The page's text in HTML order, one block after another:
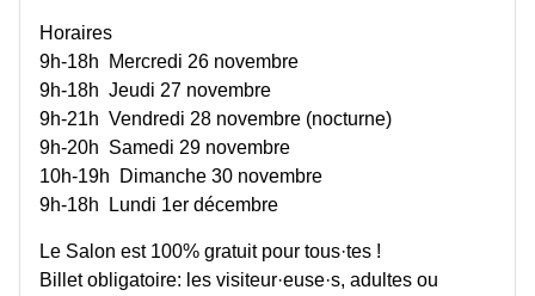
Horaires
9h-18h Mercredi 26 novembre
9h-18h Jeudi 27 novembre
9h-21h Vendredi 28 novembre (nocturne)
9h-20h Samedi 29 novembre
10h-19h Dimanche 30 novembre
9h-18h Lundi 1er décembre
Le Salon est 100% gratuit pour tous·tes !
Billet obligatoire: les visiteur·euse·s, adultes ou